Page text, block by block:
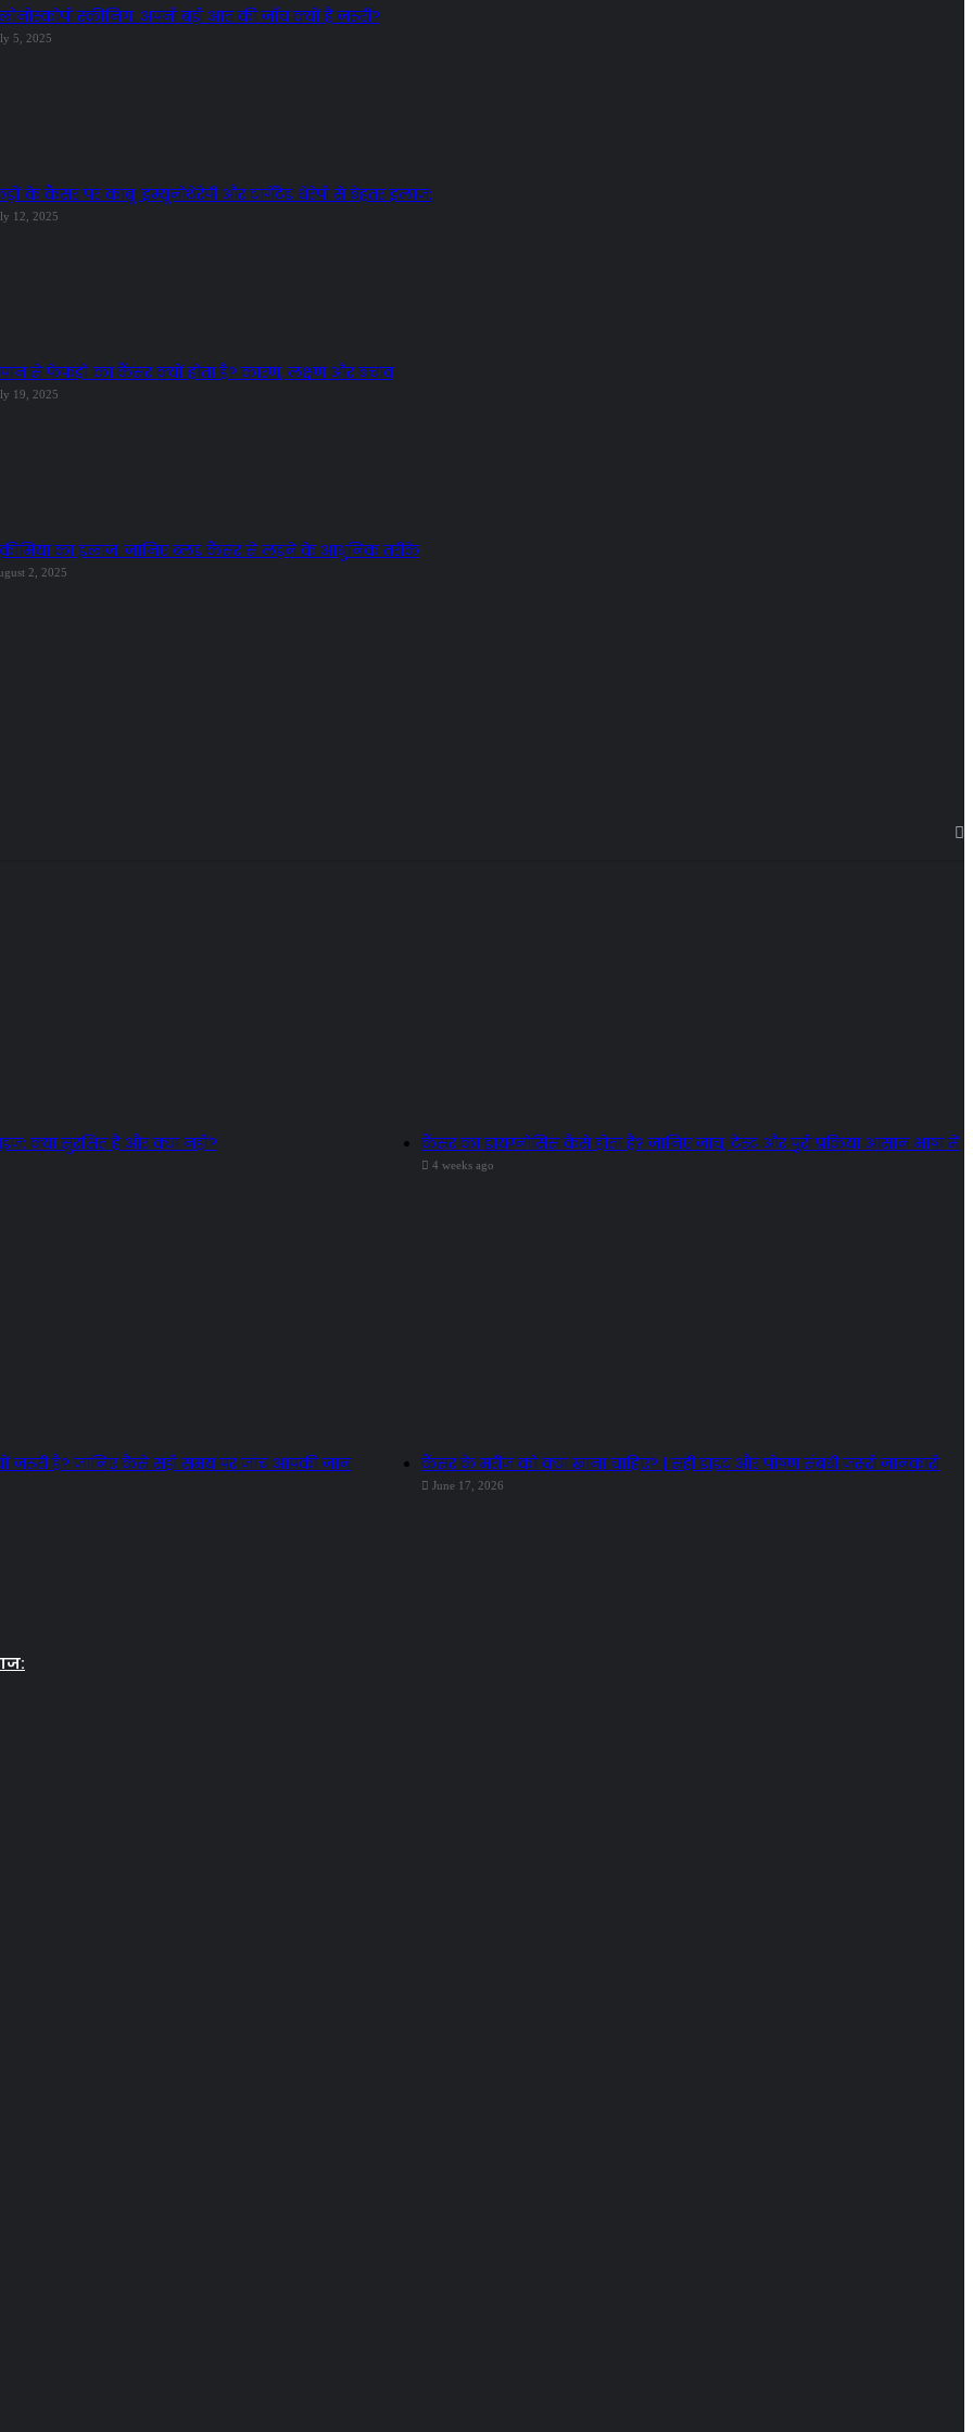
स्क्रीनिंग: अपनी बड़ी आंत की जाँच क्यों है ज़रूरी?
5, 2025
के कैंसर पर काबू: इम्यूनोथेरेपी और टार्गेटेड थेरेपी से बेहतर इलाज:
12, 2025
से फेफड़ों का कैंसर क्यों होता है? कारण, लक्षण और बचाव
19, 2025
का इलाज: जानिए ब्लड कैंसर से लड़ने के आधुनिक तरीके
2, 2025
क्या सुरक्षित है और क्या नहीं? कैंसर का डायग्नोसिस कैसे होता है? जानिए जांच, टेस्ट और पूरी प्रक्रिया आसान भाषा में
4 weeks ago
जरूरी है? जानिए कैसे सही समय पर जांच आपकी जान
कैंसर के मरीज को क्या खाना चाहिए? | सही डाइट और पोषण संबंधी जरूरी जानकारी
June 17, 2026